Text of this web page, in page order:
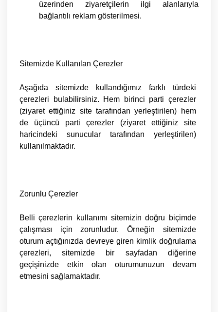
üzerinden ziyaretçilerin ilgi alanlarıyla
bağlantılı reklam gösterilmesi.
Sitemizde Kullanılan Çerezler
Aşağıda sitemizde kullandığımız farklı türdeki
çerezleri bulabilirsiniz. Hem birinci parti çerezler
(ziyaret ettiğiniz site tarafından yerleştirilen) hem
de üçüncü parti çerezler (ziyaret ettiğiniz site
haricindeki sunucular tarafından yerleştirilen)
kullanılmaktadır.
Zorunlu Çerezler
Belli çerezlerin kullanımı sitemizin doğru biçimde
çalışması için zorunludur. Örneğin sitemizde
oturum açtığınızda devreye giren kimlik doğrulama
çerezleri, sitemizde bir sayfadan diğerine
geçişinizde etkin olan oturumunuzun devam
etmesini sağlamaktadır.